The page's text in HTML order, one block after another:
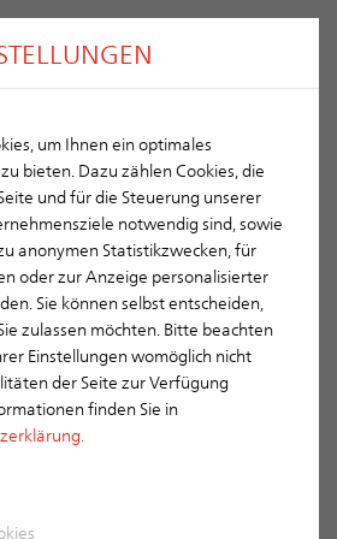
–
MIT EDELKERAMIK
um Ihnen ein optimales
bieten. Dazu zählen Cookies, die
und für die Steuerung unserer
notwendig sind, sowie
anonymen Statistikzwecken, für
oder zur Anzeige personalisierter
Sie können selbst entscheiden,
zulassen möchten. Bitte beachten
Einstellungen womöglich nicht
der Seite zur Verfügung
finden Sie in